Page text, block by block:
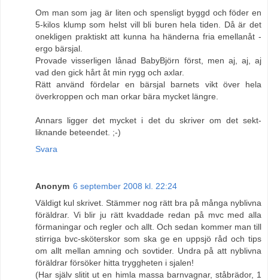
Om man som jag är liten och spensligt byggd och föder en
5-kilos klump som helst vill bli buren hela tiden. Då är det
onekligen praktiskt att kunna ha händerna fria emellanåt -
ergo bärsjal.
Provade visserligen lånad BabyBjörn först, men aj, aj, aj
vad den gick hårt åt min rygg och axlar.
Rätt använd fördelar en bärsjal barnets vikt över hela
överkroppen och man orkar bära mycket längre.
Annars ligger det mycket i det du skriver om det sekt-
liknande beteendet. ;-)
Svara
Anonym 6 september 2008 kl. 22:24
Väldigt kul skrivet. Stämmer nog rätt bra på många nyblivna
föräldrar. Vi blir ju rätt kvaddade redan på mvc med alla
förmaningar och regler och allt. Och sedan kommer man till
stirriga bvc-sköterskor som ska ge en uppsjö råd och tips
om allt mellan amning och sovtider. Undra på att nyblivna
föräldrar försöker hitta tryggheten i sjalen!
(Har själv slitit ut en himla massa barnvagnar, ståbrädor, 1